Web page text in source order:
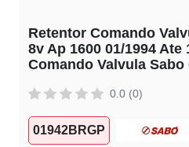
Retentor Comando
8v Ap 1600 01/1994 Ate
Comando Valvula Sabo
0.0 (0)
01942BRGP